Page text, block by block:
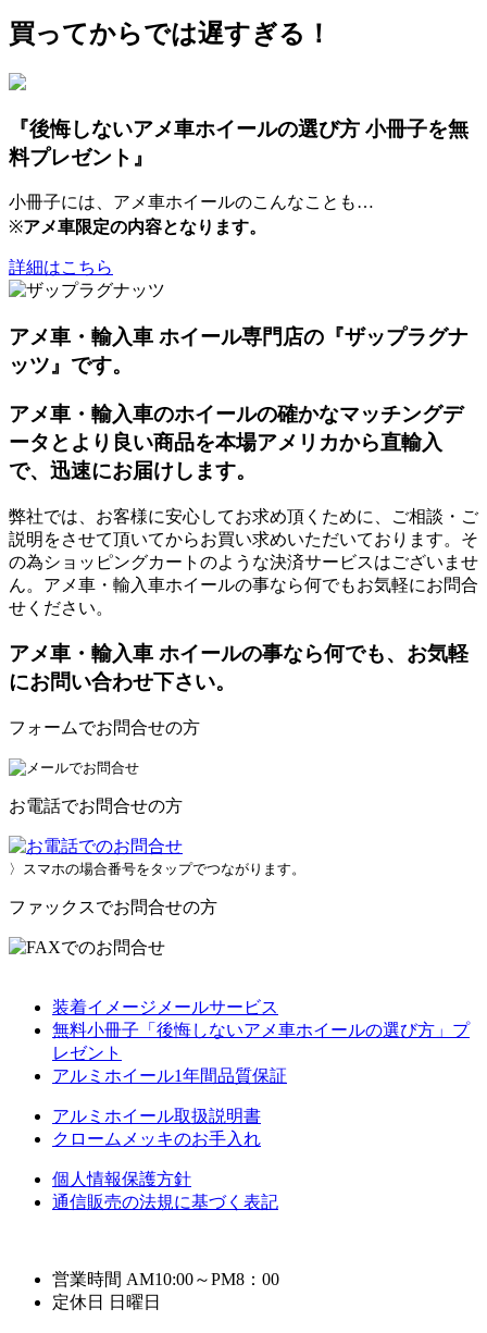
買ってからでは遅すぎる！
『後悔しないアメ車ホイールの選び方 小冊子を無
料プレゼント』
小冊子には、アメ車ホイールのこんなことも…
※アメ車限定の内容となります。
詳細はこちら
アメ車・輸入車 ホイール専門店の『ザップラグナ
ッツ』です。
アメ車・輸入車のホイールの確かなマッチングデ
ータとより良い商品を本場アメリカから直輸入
で、迅速にお届けします。
弊社では、お客様に安心してお求め頂くために、ご相談・ご
説明をさせて頂いてからお買い求めいただいております。そ
の為ショッピングカートのような決済サービスはございませ
ん。アメ車・輸入車ホイールの事なら何でもお気軽にお問合
せください。
アメ車・輸入車 ホイールの事なら何でも、お気軽
にお問い合わせ下さい。
フォームでお問合せの方
お電話でお問合せの方
〉スマホの場合番号をタップでつながります。
ファックスでお問合せの方
装着イメージメールサービス
無料小冊子「後悔しないアメ車ホイールの選び方」プ
レゼント
アルミホイール1年間品質保証
アルミホイール取扱説明書
クロームメッキのお手入れ
個人情報保護方針
通信販売の法規に基づく表記
営業時間 AM10:00～PM8：00
定休日 日曜日